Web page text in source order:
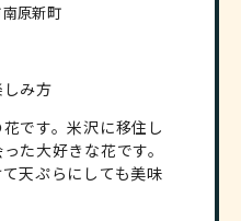
原新町
み方
です。米沢に移住し
た大好きな花です。
天ぷらにしても美味